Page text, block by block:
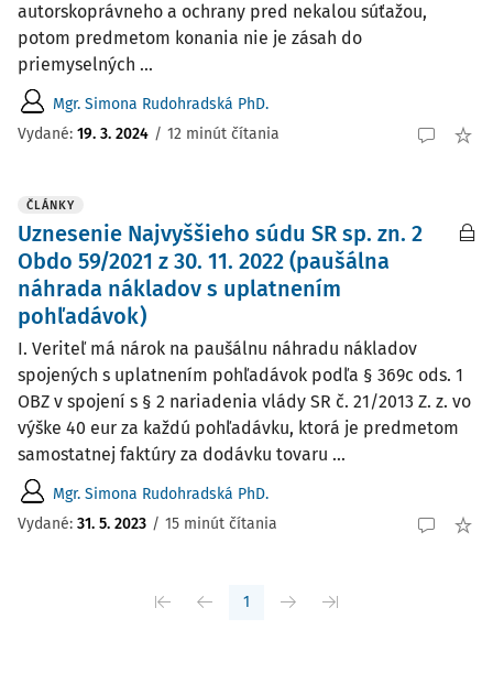
autorskoprávneho a ochrany pred nekalou súťažou,
potom predmetom konania nie je zásah do
priemyselných ...
Mgr. Simona Rudohradská PhD.
Vydané: 19. 3. 2024 / 12 minút čítania
ČLÁNKY
Uznesenie Najvyššieho súdu SR sp. zn. 2
Obdo 59/2021 z 30. 11. 2022 (paušálna
náhrada nákladov s uplatnením
pohľadávok)
I. Veriteľ má nárok na paušálnu náhradu nákladov
spojených s uplatnením pohľadávok podľa § 369c ods. 1
OBZ v spojení s § 2 nariadenia vlády SR č. 21/2013 Z. z. vo
výške 40 eur za každú pohľadávku, ktorá je predmetom
samostatnej faktúry za dodávku tovaru ...
Mgr. Simona Rudohradská PhD.
Vydané: 31. 5. 2023 / 15 minút čítania
1